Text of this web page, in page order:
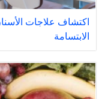
اكتشاف علاجات
الابتسامة